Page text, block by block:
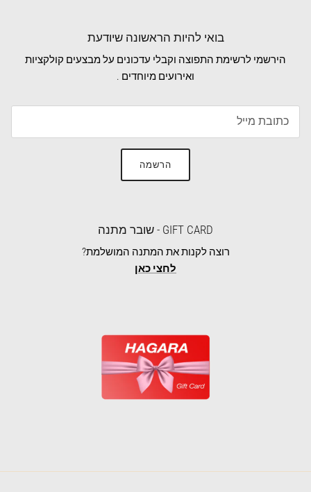
בואי להיות הראשונה שיודעת
הירשמי לרשימת התפוצה וקבלי עדכונים על מבצעים קולקציות
ואירועים מיוחדים .
הרשמה
GIFT CARD - שובר מתנה
רוצה לקנות את המתנה המושלמת?
לחצי כאן